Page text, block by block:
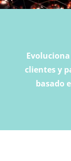
clientes y
basado